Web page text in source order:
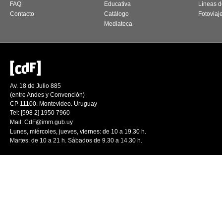
FAQ
Contacto
Educativa
Catálogo
Mediateca
Líneas
Av. 18 de Julio 885
(entre Andes y Convención)
CP 11100. Montevideo. Uruguay
Tel: [598 2] 1950 7960
Mail: CdF@imm.gub.uy
Lunes, miércoles, jueves, viernes: de 10 a 19.30 h.
Martes: de 10 a 21 h. Sábados de 9.30 a 14.30 h.